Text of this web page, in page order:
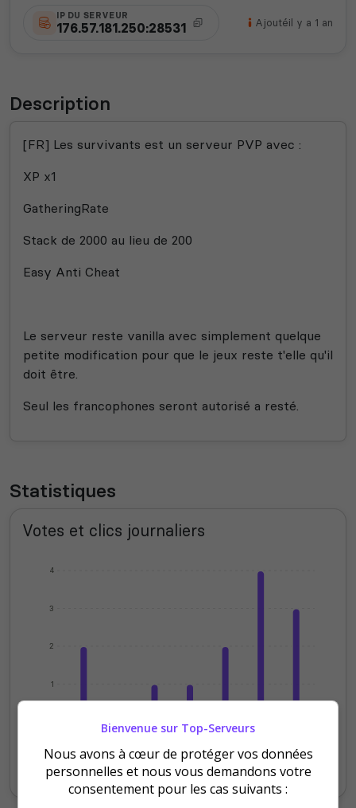
IP DU SERVEUR
176.57.181.250:28531 Ajoutéil y a 1 an
Description
[FR] Les survivants est un serveur PVP avec :
XP x1
GatheringRate
Stack de 2000 au lieu de 200
Easy Anti Cheat
Le serveur reste vanilla avec simplement quelque
petite modification pour que le jeux reste t'elle qu'il
doit être.
Seul les francophones seront autorisé a resté.
Statistiques
Votes et clics journaliers
1
2
3
4
Samedi Dimanche Lundi Mardi
Votes Clics
Bienvenue sur Top-Serveurs
Nous avons à cœur de protéger vos données
personnelles et nous vous demandons votre
consentement pour les cas suivants :